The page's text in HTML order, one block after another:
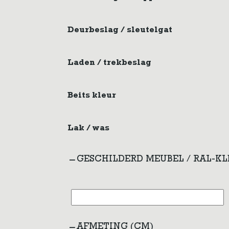
Deurbeslag / sleutelgat
Laden / trekbeslag
Beits kleur
Lak / was
GESCHILDERD MEUBEL / RAL-